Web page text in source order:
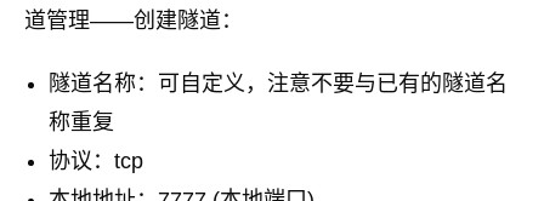
道管理——创建隧道：
隧道名称：可自定义，注意不要与已有的隧道名
称重复
协议：tcp